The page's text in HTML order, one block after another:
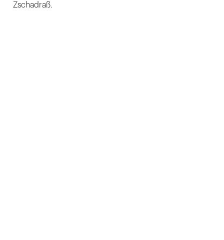
Zschadraß.